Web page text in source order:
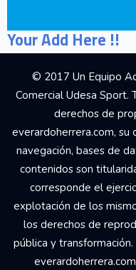
Your Add Here !!
© 2017 Un Equipo
Comercial Udesa Sport.
derechos de
everardoherrera.com, su
navegación, bases de
contenidos son
corresponde el
explotación de los
los derechos de
pública y